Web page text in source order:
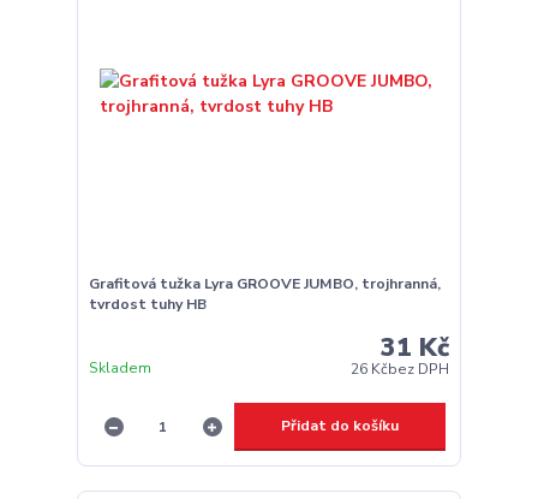
Grafitová tužka Lyra GROOVE JUMBO, trojhranná,
tvrdost tuhy HB
31 Kč
26 Kčbez DPH
Skladem
Přidat do košíku